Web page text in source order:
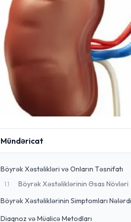
Mündəricat
Böyrək Xəstəlikləri və Onların Təsnifatı
1.1 Böyrək Xəstəliklərinin Əsas Növləri
Böyrək Xəstəliklərinin Simptomları
Diaqnoz və Müalicə Metodları